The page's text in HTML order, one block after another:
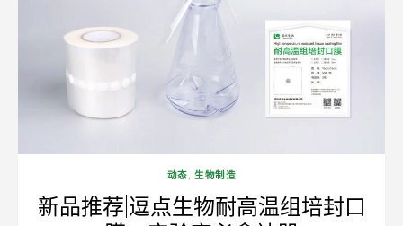
动态, 生物制造
新品推荐|逗点生物耐高温组培封口